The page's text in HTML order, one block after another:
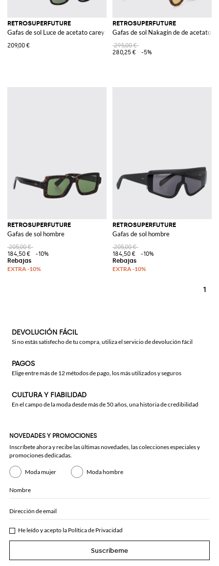
RETROSUPERFUTURE
Gafas de sol Luce de acetato carey
209,00 €
RETROSUPERFUTURE
Gafas de sol Nakagin de de acetato
295,00 €
280,25 €
-5%
RETROSUPERFUTURE
Gafas de sol hombre
205,00 €
184,50 €
-10%
RETROSUPERFUTURE
Gafas de sol hombre
205,00 €
184,50 €
-10%
1
DEVOLUCIÓN FÁCIL
Si no estás satisfecho de tu compra, utiliza el servicio de devolución fácil
PAGOS
Elige entre más de 12 métodos de pago, los más utilizados y seguros
CULTURA Y FIABILIDAD
En el campo de la moda desde más de 50 años, una historia de credibilidad
NOVEDADES Y PROMOCIONES
Inscríbete ahora y recibe las últimas novedades, las colecciones especiales y
promociones dedicadas.
Moda mujer Moda hombre
Nombre
Dirección de email
He leído y acepto la Política de Privacidad
Suscríbeme